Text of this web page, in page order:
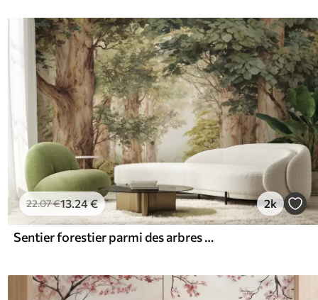
22.07€13.24€ 2k
Sentier forestier parmi des arbres majestueux, style aquarelle